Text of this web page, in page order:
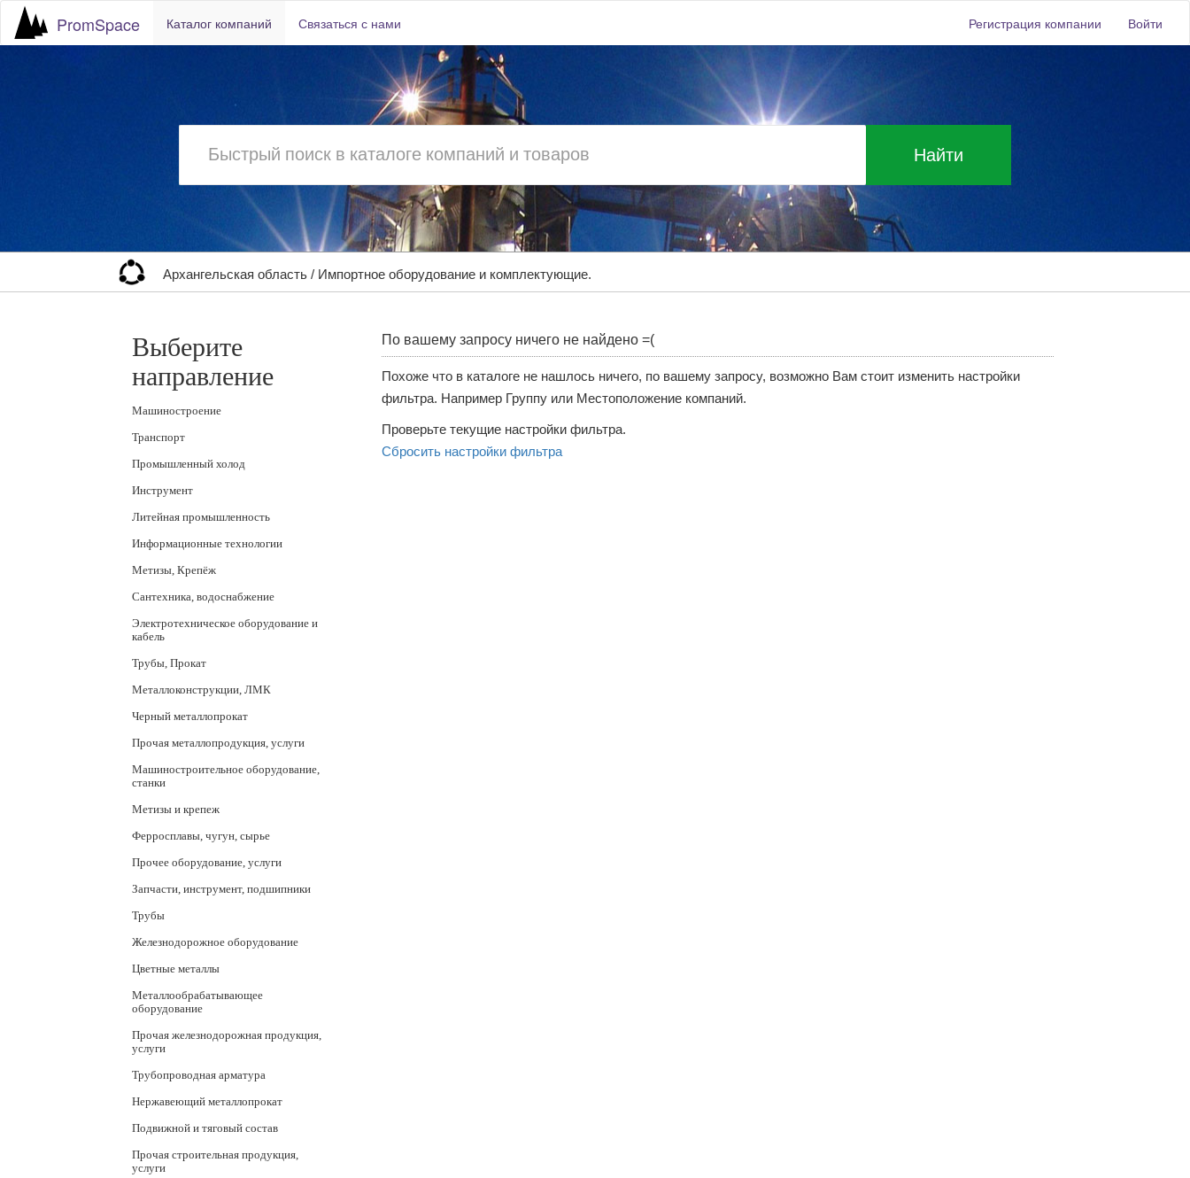
PromSpace Каталог компаний Связаться с нами Регистрация компании Войти
Найти
Архангельская область/ Импортное оборудование и комплектующие.
Выберите
направление
Машиностроение
Транспорт
Промышленный холод
Инструмент
Литейная промышленность
Информационные технологии
Метизы, Крепёж
Сантехника, водоснабжение
Электротехническое оборудование и
кабель
Трубы, Прокат
Металлоконструкции, ЛМК
Черный металлопрокат
Прочая металлопродукция, услуги
Машиностроительное оборудование,
станки
Метизы и крепеж
Ферросплавы, чугун, сырье
Прочее оборудование, услуги
Запчасти, инструмент, подшипники
Трубы
Железнодорожное оборудование
Цветные металлы
Металлообрабатывающее
оборудование
Прочая железнодорожная продукция,
услуги
Трубопроводная арматура
Нержавеющий металлопрокат
Подвижной и тяговый состав
Прочая строительная продукция,
услуги
По вашему запросу ничего не найдено =(
Похоже что в каталоге не нашлось ничего, по вашему запросу, возможно Вам стоит изменить настройки
фильтра. Например Группу или Местоположение компаний.
Проверьте текущие настройки фильтра.
Сбросить настройки фильтра